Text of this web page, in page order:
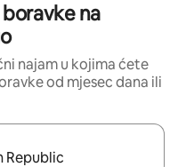
na
najam u kojima ćete
od mjesec dana ili
se gore i dolje pomoću